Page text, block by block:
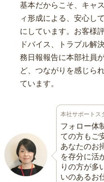
基本だからこそ、キャ
ィ形成による、安心し
にしています。お客様
ドバイス、トラブル解
務日報報告に本部社員
ど、つながりを感じら
ています。
本社サポートス
フォロー体
ての方もご
あなたのお
を存分に活
りの方が多
いのあるお